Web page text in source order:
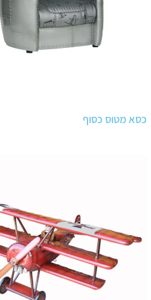
כסא מטוס כסוף